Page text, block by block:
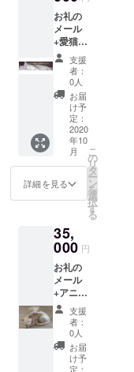
限2020
年10月
から
2021年
１月ま
で
お礼の
メール
+愛猫
ちゃん
のお留
守番チ
ケット
お留守
番チ
ケット
は、お
住まい
が静岡
県沼津
市近郊
支援
者：
0人
お届
け予
定：
2020
年10
月
詳細を見る
こ
の
リ
タ
ー
ン
を
選
択
す
る
35,
000 円
お礼の
メール
+アニマ
ルコ
ミュニ
ケー
ション
+飼い主
さんの
支援
者：
0人
お届
け予
定：